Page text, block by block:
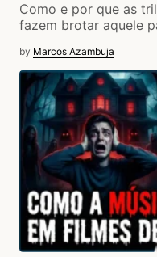
Como e por que as
fazem brotar aquele
by Marcos Azambuja